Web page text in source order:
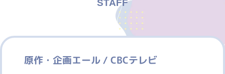
原作・企画エール / CBCテレビ